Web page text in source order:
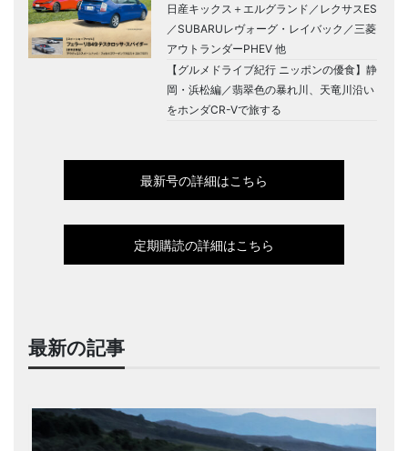
日産キックス＋エルグランド／レクサスES
／SUBARUレヴォーグ・レイバック／三菱
アウトランダーPHEV 他
【グルメドライブ紀行 ニッポンの優食】静
岡・浜松編／翡翠色の暴れ川、天竜川沿い
をホンダCR-Vで旅する
最新号の詳細はこちら
定期購読の詳細はこちら
最新の記事